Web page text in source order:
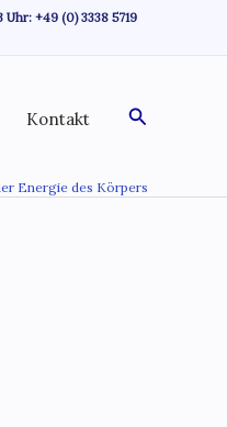
Uhr: +49 (0) 3338 5719
Kontakt Suchen
Energie des Körpers